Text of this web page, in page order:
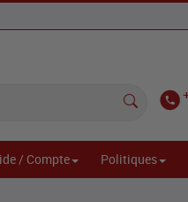
/ Compte Politiques